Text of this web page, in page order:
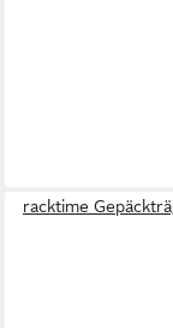
racktime